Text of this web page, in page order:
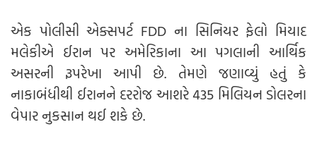
એક પોલીસી એક્સપર્ટ FDD ના સિનિયર ફેલો મિયાદ
મલેકીએ ઈરાન પર અમેરિકાના આ પગલાની આર્થિક
અસરની રૂપરેખા આપી છે. તેમણે જણાવ્યું હતું કે
નાકાબંધીથી ઈરાનને દરરોજ આશરે 435 મિલિયન ડોલરના
વેપાર નુકસાન થઈ શકે છે.